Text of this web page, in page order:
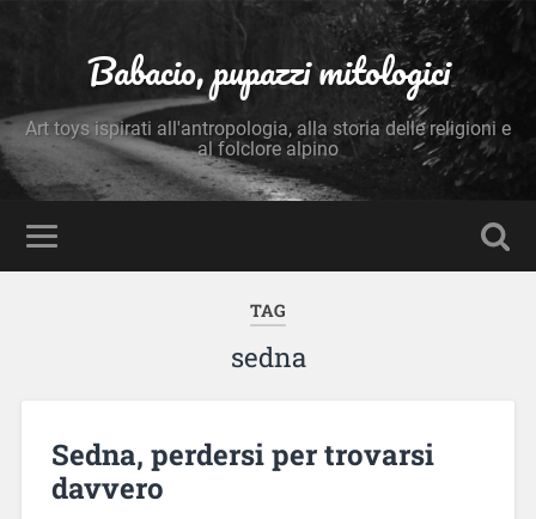
Babacio, pupazzi mitologici
Art toys ispirati all'antropologia, alla storia delle religioni e
al folclore alpino
TAG
sedna
Sedna, perdersi per trovarsi
davvero